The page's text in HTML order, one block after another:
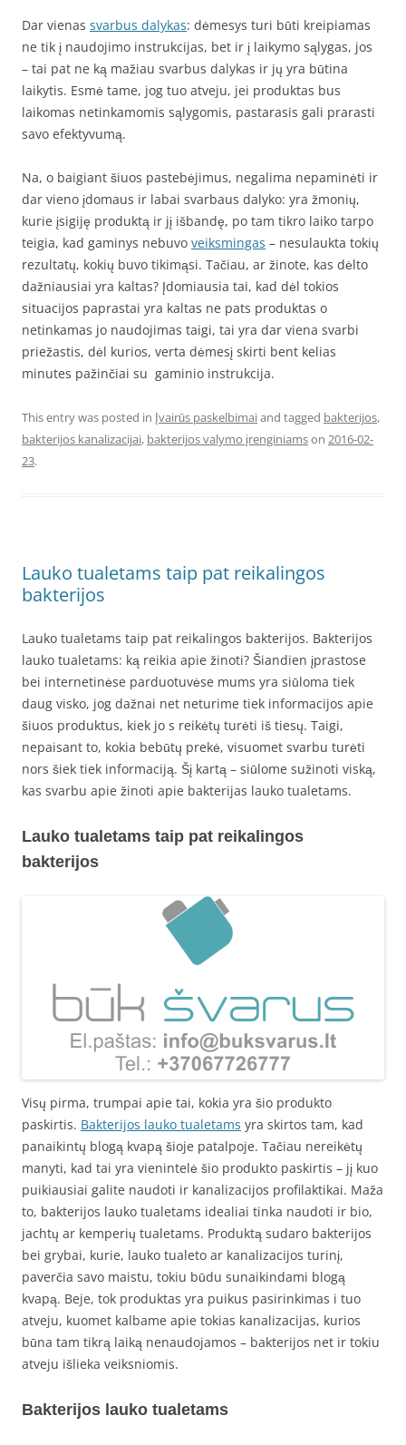
Dar vienas svarbus dalykas: dėmesys turi būti kreipiamas
ne tik į naudojimo instrukcijas, bet ir į laikymo sąlygas, jos
– tai pat ne ką mažiau svarbus dalykas ir jų yra būtina
laikytis. Esmė tame, jog tuo atveju, jei produktas bus
laikomas netinkamomis sąlygomis, pastarasis gali prarasti
savo efektyvumą.
Na, o baigiant šiuos pastebėjimus, negalima nepaminėti ir
dar vieno įdomaus ir labai svarbaus dalyko: yra žmonių,
kurie įsigiję produktą ir jį išbandę, po tam tikro laiko tarpo
teigia, kad gaminys nebuvo veiksmingas – nesulaukta tokių
rezultatų, kokių buvo tikimąsi. Tačiau, ar žinote, kas dėlto
dažniausiai yra kaltas? Įdomiausia tai, kad dėl tokios
situacijos paprastai yra kaltas ne pats produktas o
netinkamas jo naudojimas taigi, tai yra dar viena svarbi
priežastis, dėl kurios, verta dėmesį skirti bent kelias
minutes pažinčiai su gaminio instrukcija.
This entry was posted in Įvairūs paskelbimaiand tagged bakterijos,
bakterijos kanalizacijai, bakterijos valymo įrenginiamson 2016-02-
23.
Lauko tualetams taip pat reikalingos
bakterijos
Lauko tualetams taip pat reikalingos bakterijos. Bakterijos
lauko tualetams: ką reikia apie žinoti? Šiandien įprastose
bei internetinėse parduotuvėse mums yra siūloma tiek
daug visko, jog dažnai net neturime tiek informacijos apie
šiuos produktus, kiek jo s reikėtų turėti iš tiesų. Taigi,
nepaisant to, kokia bebūtų prekė, visuomet svarbu turėti
nors šiek tiek informaciją. Šį kartą – siūlome sužinoti viską,
kas svarbu apie žinoti apie bakterijas lauko tualetams.
Lauko tualetams taip pat reikalingos
bakterijos
Visų pirma, trumpai apie tai, kokia yra šio produkto
paskirtis. Bakterijos lauko tualetams yra skirtos tam, kad
panaikintų blogą kvapą šioje patalpoje. Tačiau nereikėtų
manyti, kad tai yra vienintelė šio produkto paskirtis – jį kuo
puikiausiai galite naudoti ir kanalizacijos profilaktikai. Maža
to, bakterijos lauko tualetams idealiai tinka naudoti ir bio,
jachtų ar kemperių tualetams. Produktą sudaro bakterijos
bei grybai, kurie, lauko tualeto ar kanalizacijos turinį,
paverčia savo maistu, tokiu būdu sunaikindami blogą
kvapą. Beje, tok produktas yra puikus pasirinkimas i tuo
atveju, kuomet kalbame apie tokias kanalizacijas, kurios
būna tam tikrą laiką nenaudojamos – bakterijos net ir tokiu
atveju išlieka veiksniomis.
Bakterijos lauko tualetams